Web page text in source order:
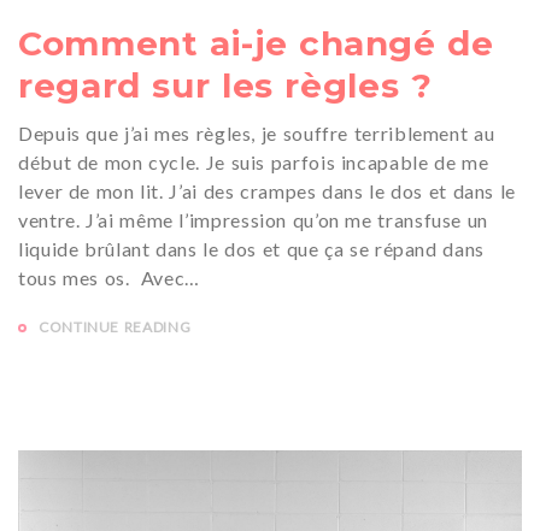
Comment ai-je changé de
regard sur les règles ?
Depuis que j’ai mes règles, je souffre terriblement au
début de mon cycle. Je suis parfois incapable de me
lever de mon lit. J’ai des crampes dans le dos et dans le
ventre. J’ai même l’impression qu’on me transfuse un
liquide brûlant dans le dos et que ça se répand dans
tous mes os. Avec…
CONTINUE READING